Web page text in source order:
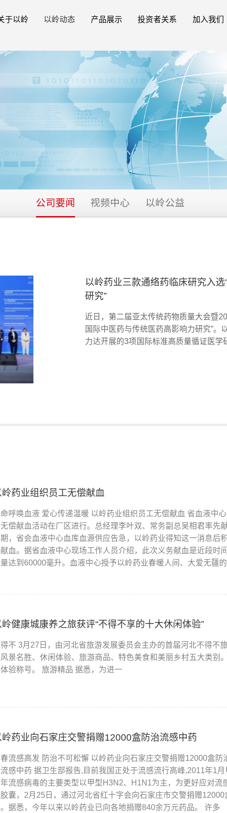
于以岭 以岭动态 产品展示 投资者关系 加入我们
公司要闻 视频中心 以岭公益
以岭药业三款通络药临床研究入
研究”
近日，第二届亚太传统药物质量大会暨
国际中医药与传统医药高影响力研究”
力达开展的3项国际标准高质量循证医
岭药业组织员工无偿献血
呼唤血液 爱心传递温暖 以岭药业组织员工无偿献血 省血液中
偿献血活动在厂区进行。总经理李叶双、常务副总吴相君率先
，省会血液中心血库血源供应告急，以岭药业得知这一消息后
血。据省血液中心现场工作人员介绍，此次义务献血是近段时
达到60000毫升。血液中心授予以岭药业春暖人间、大爱无疆
岭健康城康养之旅获评“不得不享的十大休闲体验”
不 3月27日，由河北省旅游发展委员会主办的首届河北不得不
景名胜、休闲体验、旅游商品、特色美食和美丽乡村五大类别
验称号。 旅游精品 据悉，为进一
岭药业向石家庄交警捐赠12000盒防治流感中药
流感高发 防治不可松懈 以岭药业向石家庄交警捐赠12000盒
感中药 据卫生部报告,目前我国正处于流感流行高峰,2011年1
流感病毒的主要类型以甲型H3N2、H1N1为主，为更好应对
囊，2月25日，通过河北省红十字会向石家庄市交警捐赠
据悉，今年以来以岭药业已向各地捐赠840余万元药品。 许多